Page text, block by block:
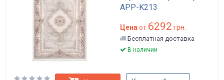
APP-K213
Цена от 6292 грн.
Бесплатная доставка
В наличии